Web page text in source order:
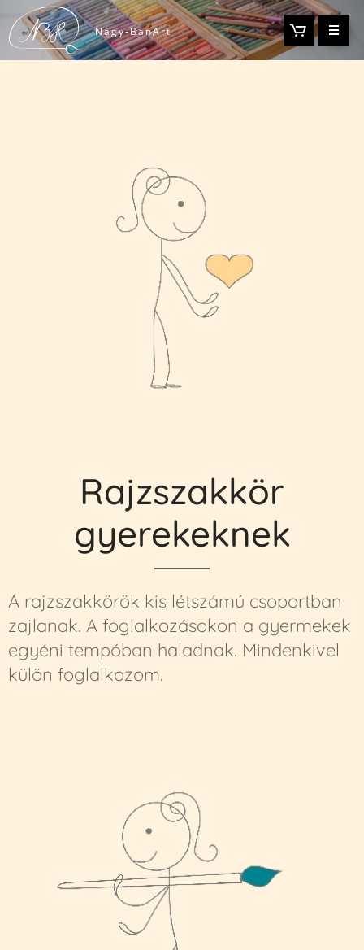
Nagy-BanArt
Rajzszakkör
gyerekeknek
A rajzszakkörök kis létszámú csoportban
zajlanak. A foglalkozásokon a gyermekek
egyéni tempóban haladnak. Mindenkivel
külön foglalkozom.